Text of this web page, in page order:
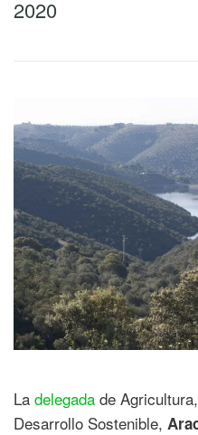
2020
La delegada de
Desarrollo Sostenible,